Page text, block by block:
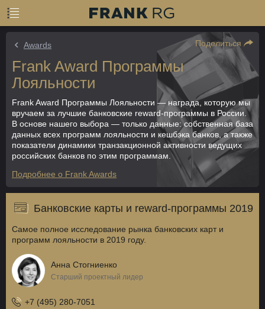
Awards Поделиться
Frank Award Программы
Лояльности
Frank Award Программы Лояльности — награда, которую мы
вручаем за лучшие банковские reward-программы в России.
В основе нашего выбора — только данные: собственная база
данных всех программ лояльности и кешбэка банков, а также
показатели динамики транзакционной активности ведущих
российских банков по этим программам.
Подробнее о Frank Awards
Банковские карты и reward-программы 2019
Самое полное исследование рынка банковских карт и
программ лояльности в 2019 году.
Анна Стогниенко
Старший проектный лидер
+7 (495) 280-7051